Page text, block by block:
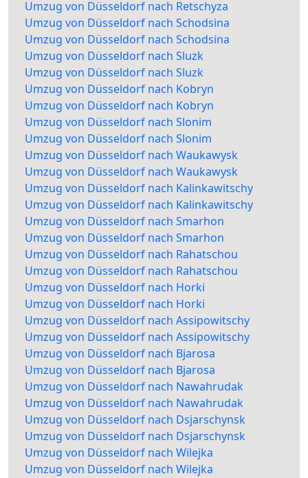
Umzug von Düsseldorf nach Retschyza
Umzug von Düsseldorf nach Schodsina
Umzug von Düsseldorf nach Schodsina
Umzug von Düsseldorf nach Sluzk
Umzug von Düsseldorf nach Sluzk
Umzug von Düsseldorf nach Kobryn
Umzug von Düsseldorf nach Kobryn
Umzug von Düsseldorf nach Slonim
Umzug von Düsseldorf nach Slonim
Umzug von Düsseldorf nach Waukawysk
Umzug von Düsseldorf nach Waukawysk
Umzug von Düsseldorf nach Kalinkawitschy
Umzug von Düsseldorf nach Kalinkawitschy
Umzug von Düsseldorf nach Smarhon
Umzug von Düsseldorf nach Smarhon
Umzug von Düsseldorf nach Rahatschou
Umzug von Düsseldorf nach Rahatschou
Umzug von Düsseldorf nach Horki
Umzug von Düsseldorf nach Horki
Umzug von Düsseldorf nach Assipowitschy
Umzug von Düsseldorf nach Assipowitschy
Umzug von Düsseldorf nach Bjarosa
Umzug von Düsseldorf nach Bjarosa
Umzug von Düsseldorf nach Nawahrudak
Umzug von Düsseldorf nach Nawahrudak
Umzug von Düsseldorf nach Dsjarschynsk
Umzug von Düsseldorf nach Dsjarschynsk
Umzug von Düsseldorf nach Wilejka
Umzug von Düsseldorf nach Wilejka